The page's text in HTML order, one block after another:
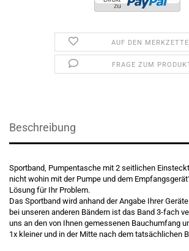
AUF DEN
FRAGE ZUM
Beschreibung
Sportband, Pumpentasche mit 2 seitlichen
nicht wohin mit der Pumpe und dem
Lösung für Ihr Problem.
Das Sportband wird anhand der Angabe Ihrer
bei unseren anderen Bändern ist das Band 3-fach
uns an den von Ihnen gemessenen Bauchumfang
1x kleiner und in der Mitte nach dem tatsächlichen